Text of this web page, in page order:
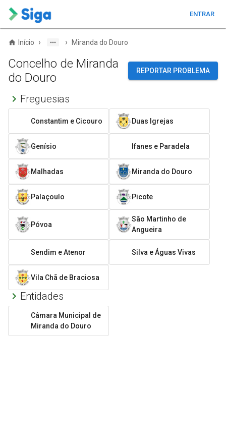
ENTRAR
Início › › Miranda do Douro
Concelho de Miranda
do Douro
REPORTAR PROBLEMA
Freguesias
Constantim e Cicouro Duas Igrejas
Genísio Ifanes e Paradela
Malhadas Miranda do Douro
Palaçoulo Picote
Póvoa
São Martinho de
Angueira
Sendim e Atenor Silva e Águas Vivas
Vila Chã de Braciosa
Entidades
Câmara Municipal de
Miranda do Douro